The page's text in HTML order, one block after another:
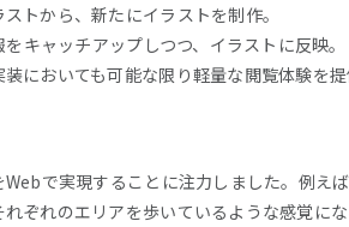
トから、新たにイラストを制作。
キャッチアップしつつ、イラストに反映。
においても可能な限り軽量な閲覧体験を
Webで実現することに注力しました。例
ぞれのエリアを歩いているような感覚に